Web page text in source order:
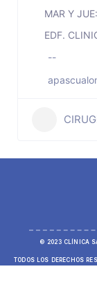
MAR Y
EDF.
--
© 2023 CLÍNICA
TODOS LOS DERECHOS